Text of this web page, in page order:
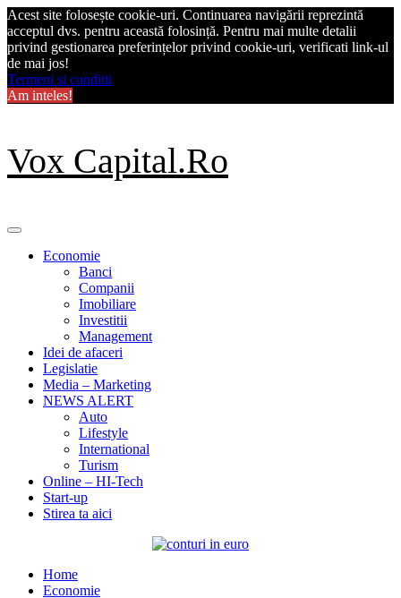
Acest site folosește cookie-uri. Continuarea navigării reprezintă
acceptul dvs. pentru această folosință. Pentru mai multe detalii
privind gestionarea preferințelor privind cookie-uri, verificati link-ul
de mai jos!
Termeni si conditii
Am inteles!
Skip
to
content
Vox Capital.Ro
Primary
Economie
Banci
Companii
Imobiliare
Investitii
Management
Idei de afaceri
Legislatie
Media – Marketing
NEWS ALERT
Auto
Lifestyle
International
Turism
Online – HI-Tech
Start-up
Stirea ta aici
Home
Economie